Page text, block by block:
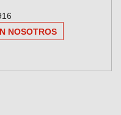
NOSOTROS